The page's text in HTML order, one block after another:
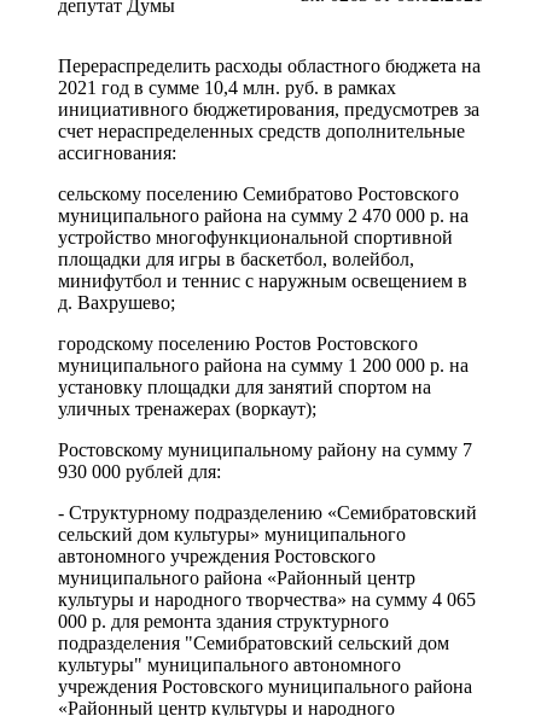
депутат Думы
Перераспределить расходы областного бюджета на
2021 год в сумме 10,4 млн. руб. в рамках
инициативного бюджетирования, предусмотрев за
счет нераспределенных средств дополнительные
ассигнования:
сельскому поселению Семибратово Ростовского
муниципального района на сумму 2 470 000 р. на
устройство многофункциональной спортивной
площадки для игры в баскетбол, волейбол,
минифутбол и теннис с наружным освещением в
д. Вахрушево;
городскому поселению Ростов Ростовского
муниципального района на сумму 1 200 000 р. на
установку площадки для занятий спортом на
уличных тренажерах (воркаут);
Ростовскому муниципальному району на сумму 7
930 000 рублей для:
- Структурному подразделению «Семибратовский
сельский дом культуры» муниципального
автономного учреждения Ростовского
муниципального района «Районный центр
культуры и народного творчества» на сумму 4 065
000 р. для ремонта здания структурного
подразделения "Семибратовский сельский дом
культуры" муниципального автономного
учреждения Ростовского муниципального района
«Районный центр культуры и народного